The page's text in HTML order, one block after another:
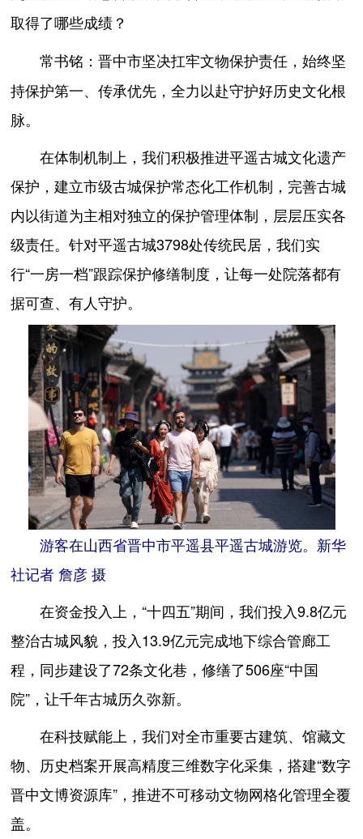
取得了哪些成绩？
常书铭：晋中市坚决扛牢文物保护责任，始终坚
持保护第一、传承优先，全力以赴守护好历史文化根
脉。
在体制机制上，我们积极推进平遥古城文化遗产
保护，建立市级古城保护常态化工作机制，完善古城
内以街道为主相对独立的保护管理体制，层层压实各
级责任。针对平遥古城3798处传统民居，我们实
行“一房一档”跟踪保护修缮制度，让每一处院落都有
据可查、有人守护。
游客在山西省晋中市平遥县平遥古城游览。新华
社记者 詹彦 摄
在资金投入上，“十四五”期间，我们投入9.8亿元
整治古城风貌，投入13.9亿元完成地下综合管廊工
程，同步建设了72条文化巷，修缮了506座“中国
院”，让千年古城历久弥新。
在科技赋能上，我们对全市重要古建筑、馆藏文
物、历史档案开展高精度三维数字化采集，搭建“数字
晋中文博资源库”，推进不可移动文物网格化管理全覆
盖。